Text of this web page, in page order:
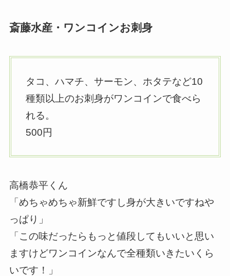
斎藤水産・ワンコインお刺身
タコ、ハマチ、サーモン、ホタテなど10
種類以上のお刺身がワンコインで食べら
れる。
500円
高橋恭平くん
「めちゃめちゃ新鮮ですし身が大きいですねや
っぱり」
「この味だったらもっと値段してもいいと思い
ますけどワンコインなんで全種類いきたいくら
いです！」